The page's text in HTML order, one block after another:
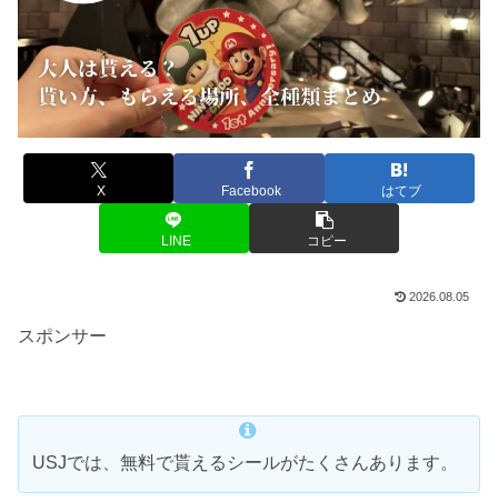
X Facebook はてブ
LINE コピー
2026.08.05
スポンサー
USJでは、無料で貰えるシールがたくさんあります。